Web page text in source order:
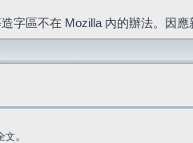
字區不在 Mozilla 內的辦法。因應
文 。